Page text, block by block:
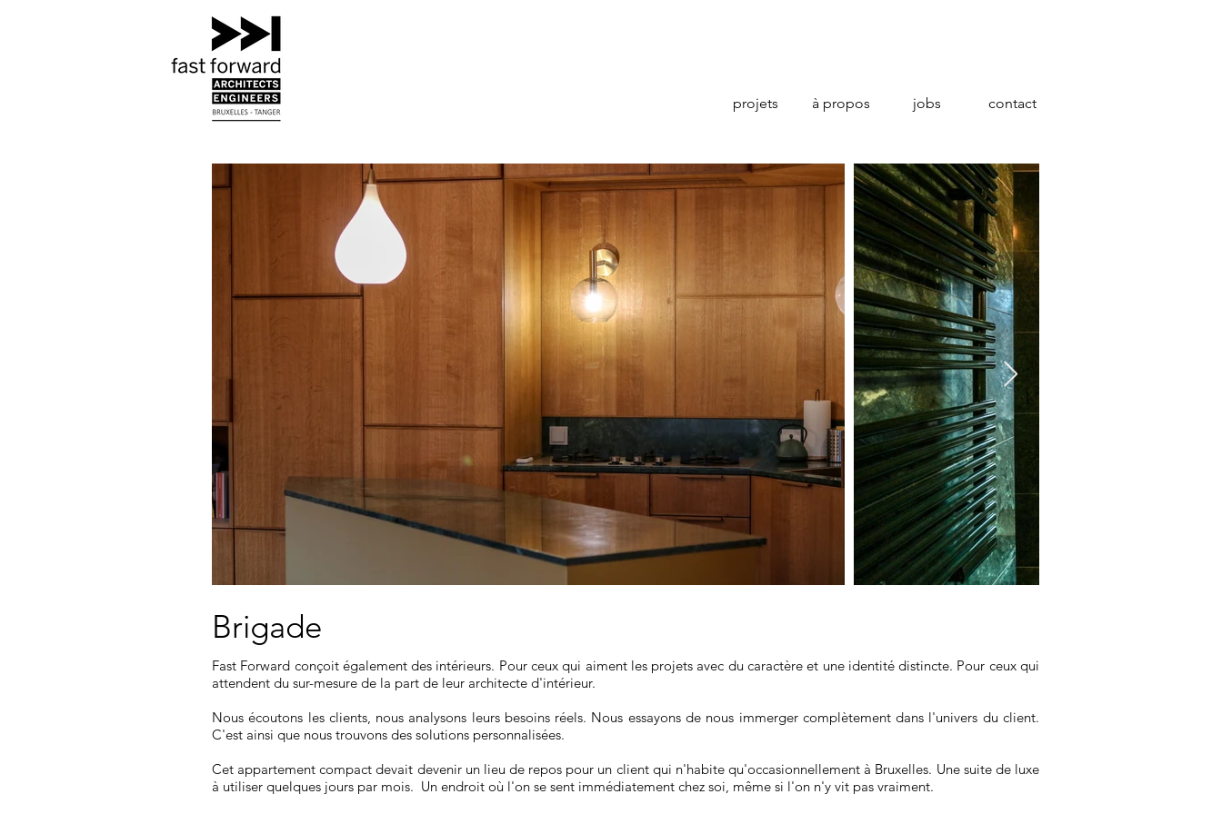
projets à propos jobs contact
Brigade
Fast Forward conçoit également des intérieurs. Pour ceux qui aiment les projets avec du caractère et une identité distincte. Pour ceux qui
attendent du sur-mesure de la part de leur architecte d'intérieur.
Nous écoutons les clients, nous analysons leurs besoins réels. Nous essayons de nous immerger complètement dans l'univers du client.
C'est ainsi que nous trouvons des solutions personnalisées.
Cet appartement compact devait devenir un lieu de repos pour un client qui n'habite qu'occasionnellement à Bruxelles. Une suite de luxe
à utiliser quelques jours par mois. Un endroit où l'on se sent immédiatement chez soi, même si l'on n'y vit pas vraiment.